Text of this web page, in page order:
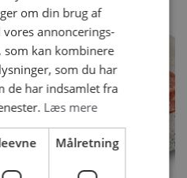
om din brug af
annoncerings-
som kan kombinere
som du har
de har indsamlet fra
Læs mere
Målretning